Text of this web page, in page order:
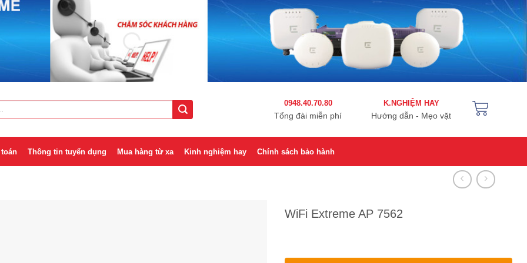
0948.40.70.80
Tổng đài miễn phí
K.NGHIỆM HAY
Hướng dẫn - Mẹo vặt
Thông tin tuyển dụng Mua hàng từ xa Kinh nghiệm hay Chính sách bảo hành
WiFi Extreme AP 7562